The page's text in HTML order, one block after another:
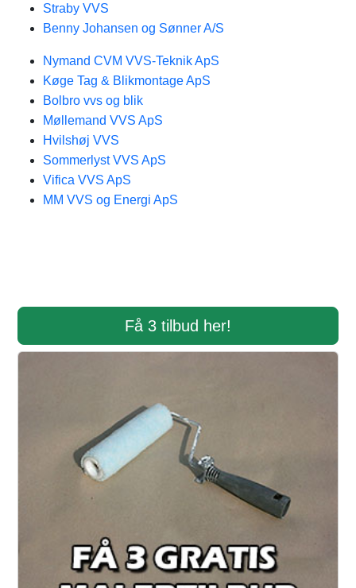
Straby VVS
Benny Johansen og Sønner A/S
Nymand CVM VVS-Teknik ApS
Køge Tag & Blikmontage ApS
Bolbro vvs og blik
Møllemand VVS ApS
Hvilshøj VVS
Sommerlyst VVS ApS
Vifica VVS ApS
MM VVS og Energi ApS
Få 3 tilbud her!